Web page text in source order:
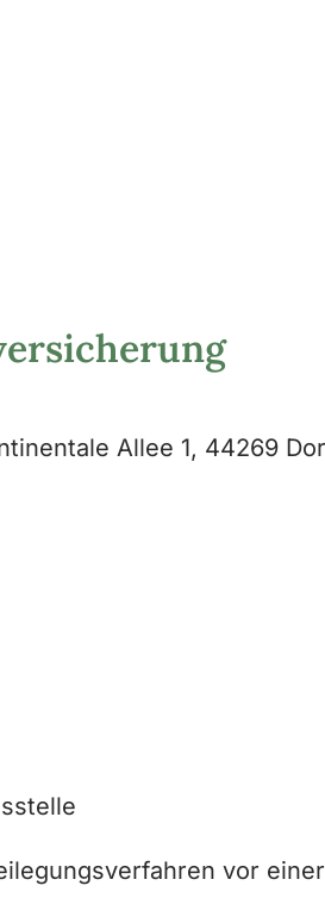
Allee 1, 44269
vor einer